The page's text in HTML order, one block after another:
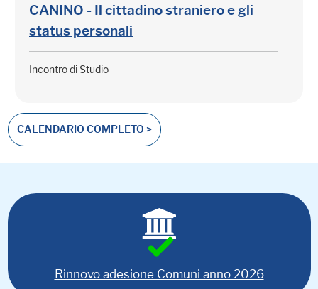
CANINO - Il cittadino straniero e gli
status personali
Incontro di Studio
CALENDARIO COMPLETO >
Rinnovo adesione Comuni anno 2026